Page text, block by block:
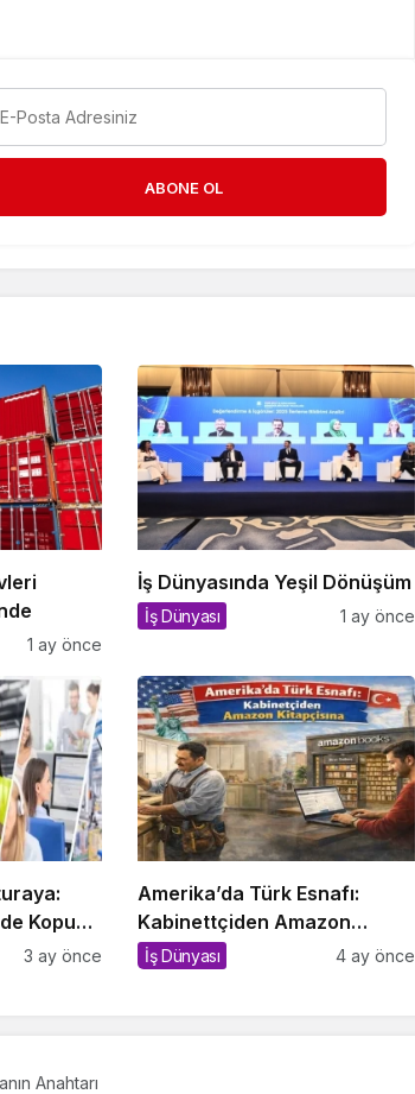
ABONE OL
1 ay önce
İş Dünyasında Yeşil Dönüşüm
İş Dünyası 1 ay önce
Kopuk
3 ay önce
Amerika’da Türk Esnafı:
Kabinettçiden Amazon
Kitapçısına
İş Dünyası 4 ay önce
Anahtarı